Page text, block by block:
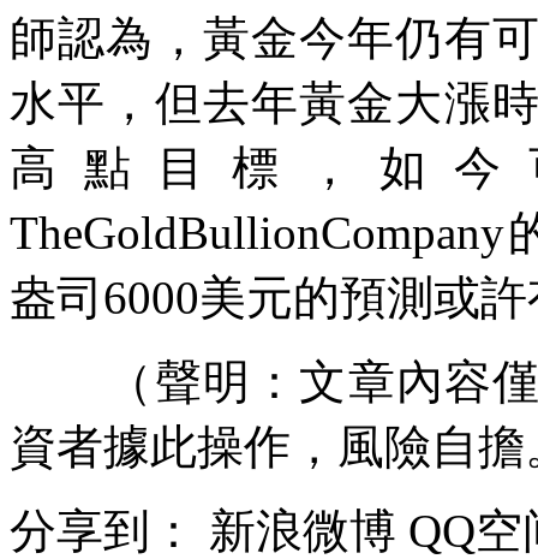
師認為，黃金今年仍有
水平，但去年黃金大漲
高點目標，如
盎司6000美元的預測或
（聲明：文章內容僅
資者據此操作，風險自擔
分享到：
新浪微博 QQ空